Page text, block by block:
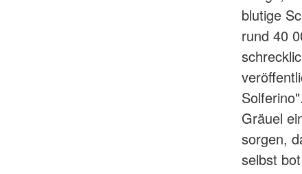
blutige
rund 40
Gräuel
sorgen,
selbst